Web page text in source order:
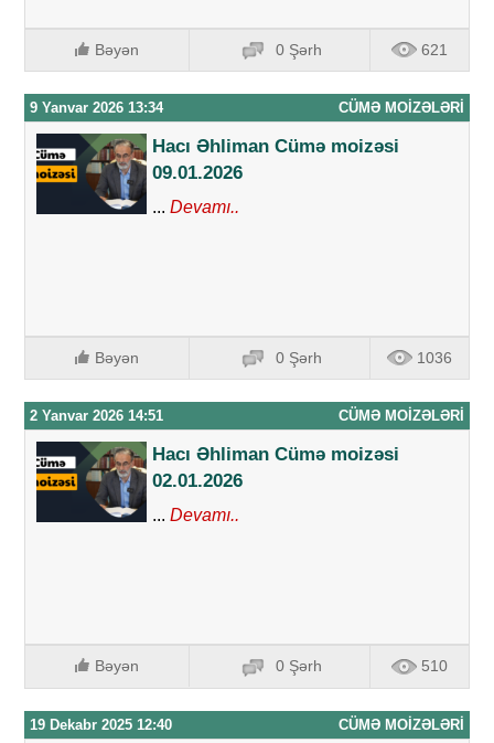
Bəyən 0 Şərh 621
9 Yanvar 2026 13:34 CÜMƏ MOIZƏLƏRI
Hacı Əhliman Cümə moizəsi
09.01.2026
... Devamı..
Bəyən 0 Şərh 1036
2 Yanvar 2026 14:51 CÜMƏ MOIZƏLƏRI
Hacı Əhliman Cümə moizəsi
02.01.2026
... Devamı..
Bəyən 0 Şərh 510
19 Dekabr 2025 12:40 CÜMƏ MOIZƏLƏRI